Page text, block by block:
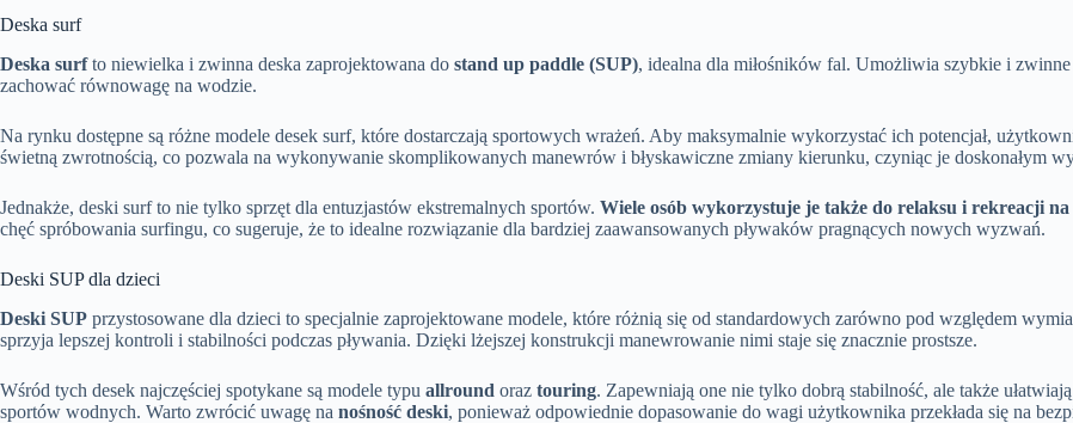
Deska surf
Deska surfto niewielka i zwinna deska zaprojektowana do stand up paddle (SUP), idealna dla miłośników fal. Umożliwia szybkie i
zachować równowagę na wodzie.
Na rynku dostępne są różne modele desek surf, które dostarczają sportowych wrażeń. Aby maksymalnie wykorzystać ich potencjał,
świetną zwrotnością, co pozwala na wykonywanie skomplikowanych manewrów i błyskawiczne zmiany kierunku, czyniąc je doskonałym
Jednakże, deski surf to nie tylko sprzęt dla entuzjastów ekstremalnych sportów. Wiele osób wykorzystuje je także do relaksu i rekreacji na
chęć spróbowania surfingu, co sugeruje, że to idealne rozwiązanie dla bardziej zaawansowanych pływaków pragnących nowych wyzwań.
Deski SUP dla dzieci
Deski SUP przystosowane dla dzieci to specjalnie zaprojektowane modele, które różnią się od standardowych zarówno pod względem
sprzyja lepszej kontroli i stabilności podczas pływania. Dzięki lżejszej konstrukcji manewrowanie nimi staje się znacznie prostsze.
Wśród tych desek najczęściej spotykane są modele typu allround oraz touring. Zapewniają one nie tylko dobrą stabilność, ale także
sportów wodnych. Warto zwrócić uwagę na nośność deski, ponieważ odpowiednie dopasowanie do wagi użytkownika przekłada się na